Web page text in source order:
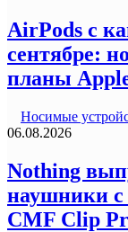
AirPods с
сентябре:
планы
Носимые
06.08.2026
Nothing
наушники с
CMF Clip